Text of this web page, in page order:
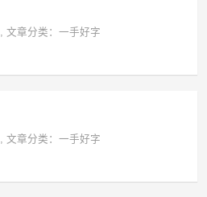
,文章分类：一手好字
,文章分类：一手好字